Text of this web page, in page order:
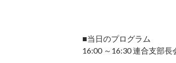
■当日のプログラム
16:00 ～16:30 連合支部長